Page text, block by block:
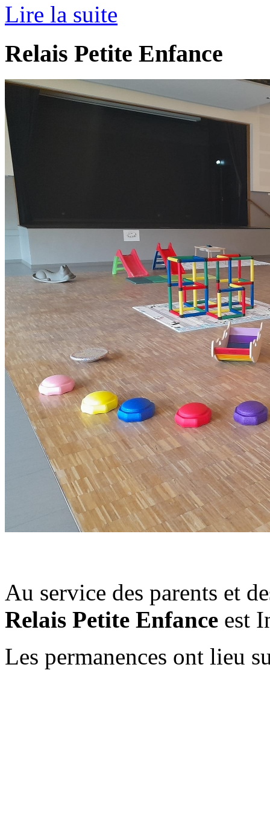
Lire la suite
Relais Petite Enfance
Au service des parents et
Relais Petite Enfance est
Les permanences ont lieu